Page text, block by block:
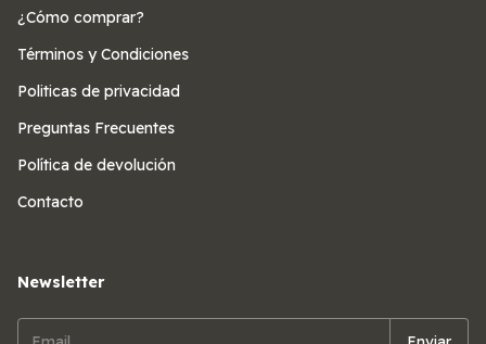
¿Cómo comprar?
Términos y Condiciones
Politicas de privacidad
Preguntas Frecuentes
Política de devolución
Contacto
Newsletter